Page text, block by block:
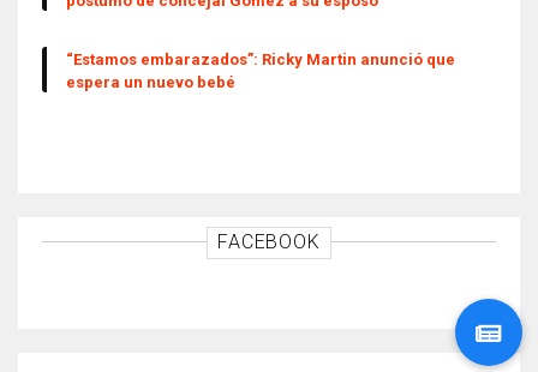
“Estamos embarazados”: Ricky Martin anunció que
espera un nuevo bebé
FACEBOOK